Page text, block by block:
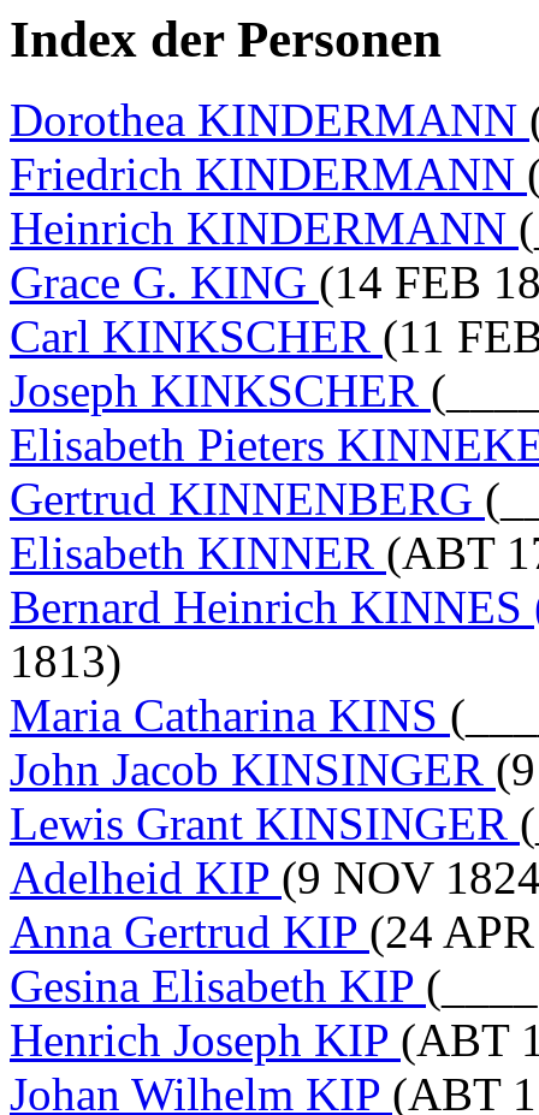
Index der Personen
Dorothea KINDERMANN
Friedrich KINDERMANN
Heinrich KINDERMANN
Grace G. KING (14 FEB
Carl KINKSCHER (11
Joseph KINKSCHER
Elisabeth Pieters
Gertrud KINNENBERG
Elisabeth KINNER (ABT
Bernard Heinrich
1813)
Maria Catharina KINS
John Jacob KINSINGER
Lewis Grant KINSINGER
Adelheid KIP (9 NOV
Anna Gertrud KIP (24
Gesina Elisabeth KIP
Henrich Joseph KIP (ABT
Johan Wilhelm KIP (ABT